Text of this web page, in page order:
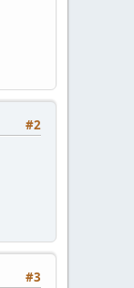
#2
#3